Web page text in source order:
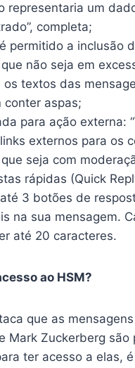
representaria um
completa;
permitido a inclusão
não seja em
os textos das
conter aspas;
para ação externa:
externos para os
seja com
rápidas (Quick
3 botões de
na sua mensagem.
até 20 caracteres.
ao HSM?
que as
Mark Zuckerberg são
ter acesso a elas,